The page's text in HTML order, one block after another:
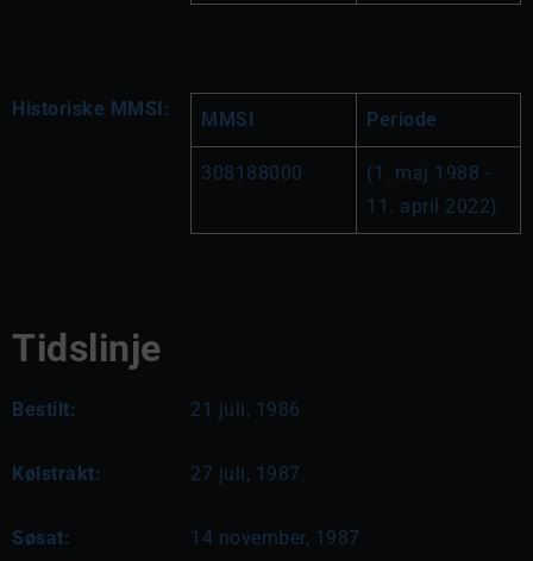
Historiske MMSI: MMSI Periode
308188000
(1. maj 1988 -
11. april 2022)
Tidslinje
Bestilt: 21 juli, 1986
Kølstrakt: 27 juli, 1987
Søsat: 14 november, 1987